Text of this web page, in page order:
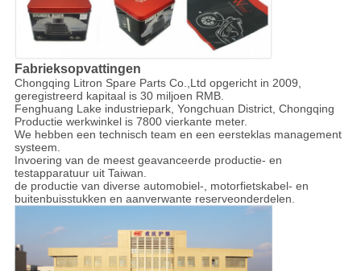
Fabrieksopvattingen
Chongqing Litron Spare Parts Co.,Ltd opgericht in 2009,
geregistreerd kapitaal is 30 miljoen RMB.
Fenghuang Lake industriepark, Yongchuan District, Chongqing
Productie werkwinkel is 7800 vierkante meter.
We hebben een technisch team en een eersteklas management
systeem.
Invoering van de meest geavanceerde productie- en
testapparatuur uit Taiwan.
de productie van diverse automobiel-, motorfietskabel- en
buitenbuisstukken en aanverwante reserveonderdelen.